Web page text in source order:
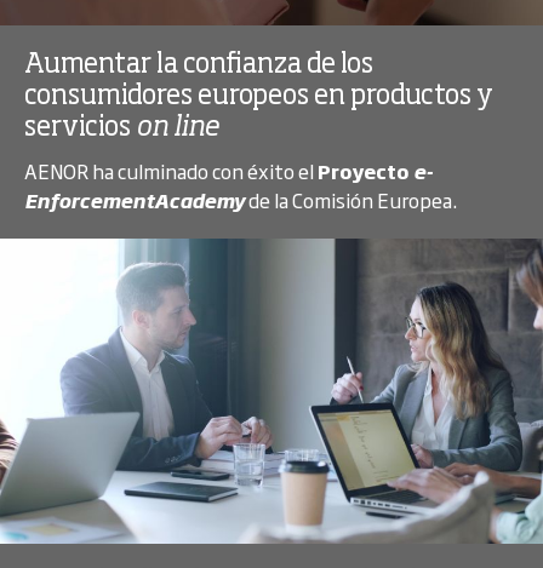
Aumentar la confianza de los
consumidores europeos en productos y
servicios on line
AENOR ha culminado con éxito el Proyecto e-
EnforcementAcademyde la Comisión Europea.